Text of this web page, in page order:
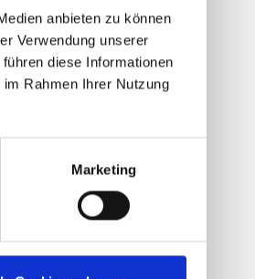
anbieten zu können
Verwendung unserer
diese Informationen
Rahmen Ihrer Nutzung
Marketing